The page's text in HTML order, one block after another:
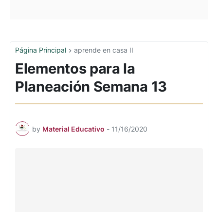
Página Principal aprende en casa II
Elementos para la
Planeación Semana 13
by Material Educativo - 11/16/2020